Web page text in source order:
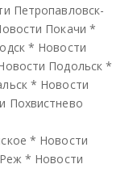
Петропавловск-
Покачи *
* Новости
Подольск *
* Новости
Похвистнево
* Новости
* Новости